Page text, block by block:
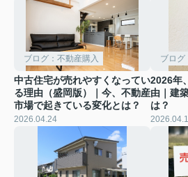
ブログ：不動産購入
中古住宅が売れやすくなってい
る理由（盛岡版）｜今、不動産
市場で起きている変化とは？
2026.04.24
ブログ
2026年
由｜建
は？